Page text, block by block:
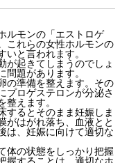
ルモンの「エストロゲ
これらの女性ホルモンの
と言われます。
が起きてしまうのでしょ
問題があります。
の準備を整えます。その
プロゲステロンが分泌さ
えます。
するとそのまま妊娠しま
がはがれ落ち、血液とと
は、妊娠に向けて適切な
体の状態をしっかり把握